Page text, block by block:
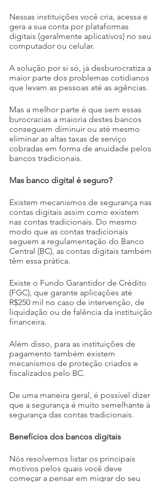
Nessas instituições você cria, acessa e
gera a sua conta por plataformas
digitais (geralmente aplicativos) no seu
computador ou celular.
A solução por si só, já desburocratiza a
maior parte dos problemas cotidianos
que levam as pessoas até as agências.
Mas a melhor parte é que sem essas
burocracias a maioria destes bancos
conseguem diminuir ou até mesmo
eliminar as altas taxas de serviço
cobradas em forma de anuidade pelos
bancos tradicionais.
Mas banco digital é seguro?
Existem mecanismos de segurança nas
contas digitais assim como existem
nas contas tradicionais. Do mesmo
modo que as contas tradicionais
seguem a regulamentação do Banco
Central (BC), as contas digitais também
têm essa prática.
Existe o Fundo Garantidor de Crédito
(FGC), que garante aplicações até
R$250 mil no caso de intervenção, de
liquidação ou de falência da instituição
financeira.
Além disso, para as instituições de
pagamento também existem
mecanismos de proteção criados e
fiscalizados pelo BC.
De uma maneira geral, é possível dizer
que a segurança é muito semelhante à
segurança das contas tradicionais.
Benefícios dos bancos digitais
Nós resolvemos listar os principais
motivos pelos quais você deve
começar a pensar em migrar do seu